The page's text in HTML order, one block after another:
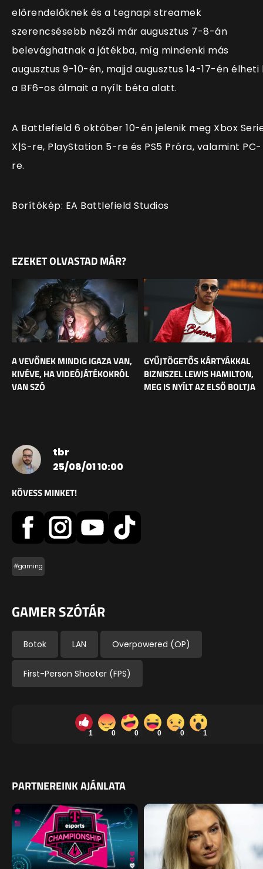
előrendelőknek és a tegnapi streamek
szerencsésebb nézői már augusztus 7-8-án
belevághatnak a játékba, míg mindenki más
augusztus 9-10-én, majjd augusztus 14-17-én élheti
a BF6-os álmait a nyílt béta alatt.
A Battlefield 6 október 10-én jelenik meg Xbox
X|S-re, PlayStation 5-re és PS5 Próra, valamint PC-
re.
Borítókép: EA Battlefield Studios
EZEKET OLVASTAD MÁR?
A VEVŐNEK MINDIG IGAZA VAN,
KIVÉVE, HA VIDEÓJÁTÉKOKRÓL
VAN SZÓ
GYŰJTÖGETŐS KÁRTYÁKKAL
BIZNISZEL LEWIS HAMILTON,
MEG IS NYÍLT AZ ELSŐ BOLTJA
tbr
25/08/01 10:00
KÖVESS MINKET!
#gaming
GAMER SZÓTÁR
Botok LAN Overpowered (OP)
First-Person Shooter (FPS)
1 0 0 0 0 1
PARTNEREINK AJÁNLATA